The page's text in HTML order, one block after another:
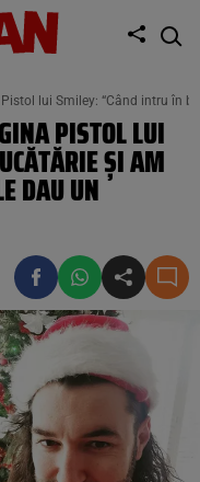
lui Smiley: “Când intru în
PISTOL LUI
ŞI AM
DAU UN